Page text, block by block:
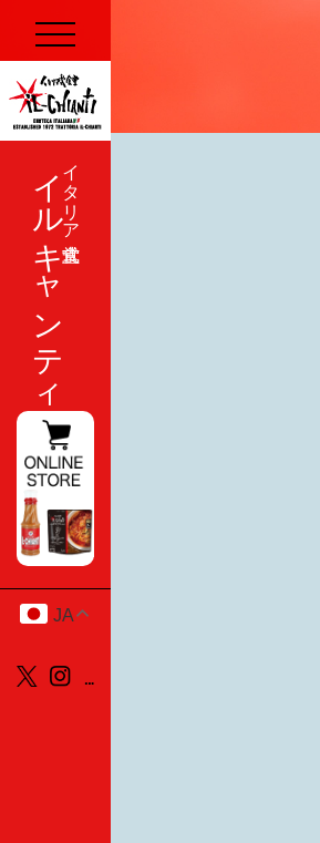
イタリア式食堂
イルキャンティ
JA